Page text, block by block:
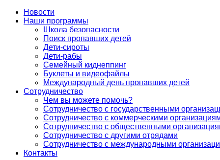
Новости
Наши программы
Школа безопасности
Поиск пропавших детей
Дети-сироты
Дети-рабы
Семейный киднеппинг
Буклеты и видеофайлы
Международный день пропавших детей
Сотрудничество
Чем вы можете помочь?
Сотрудничество с государственными
Сотрудничество с коммерческими
Сотрудничество с общественными
Сотрудничество с другими отрядами
Сотрудничество с международными
Контакты